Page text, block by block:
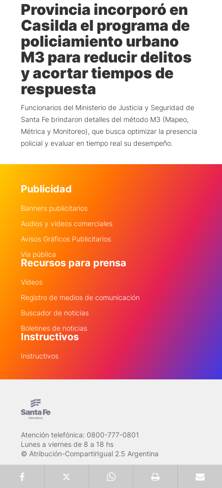
Provincia incorporó en
Casilda el programa de
policiamiento urbano
M3 para reducir delitos
y acortar tiempos de
respuesta
Funcionarios del Ministerio de Justicia y Seguridad de
Santa Fe brindaron detalles del método M3 (Mapeo,
Métrica y Monitoreo), que busca optimizar la presencia
policial y evaluar en tiempo real su desempeño.
Publicidad
Banners publicitarios
Audios y videos comerciales
Avisos Gráficos Publicitarios
Via pública
Recursos para prensa
Videos
Registro de medios de comunicación
Buscador de noticias
Boletines de noticias
Instructivos
Instructivos
Atención telefónica: 0800-777-0801
Lunes a viernes de 8 a 18 hs
© Atribución-CompartirIgual 2.5 Argentina